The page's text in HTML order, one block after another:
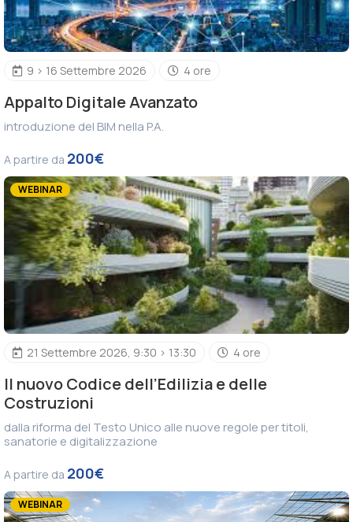
9 > 16 Settembre 2026 4 ore
Appalto Digitale Avanzato
introduzione del BIM nella P.A.
A partire da 200€
WEBINAR
21 Settembre 2026, 9:30 > 13:30 4 ore
Il nuovo Codice dell’Edilizia e delle
Costruzioni
dalla riforma del Testo Unico alle nuove regole per titoli,
sanatorie e digitalizzazione
A partire da 200€
WEBINAR